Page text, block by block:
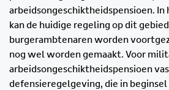
arbeidsongeschiktheidspensioen.
kan de huidige regeling op dit
burgerambtenaren worden
nog wel worden gemaakt. Voor
arbeidsongeschiktheidspensioen
defensieregelgeving, die in